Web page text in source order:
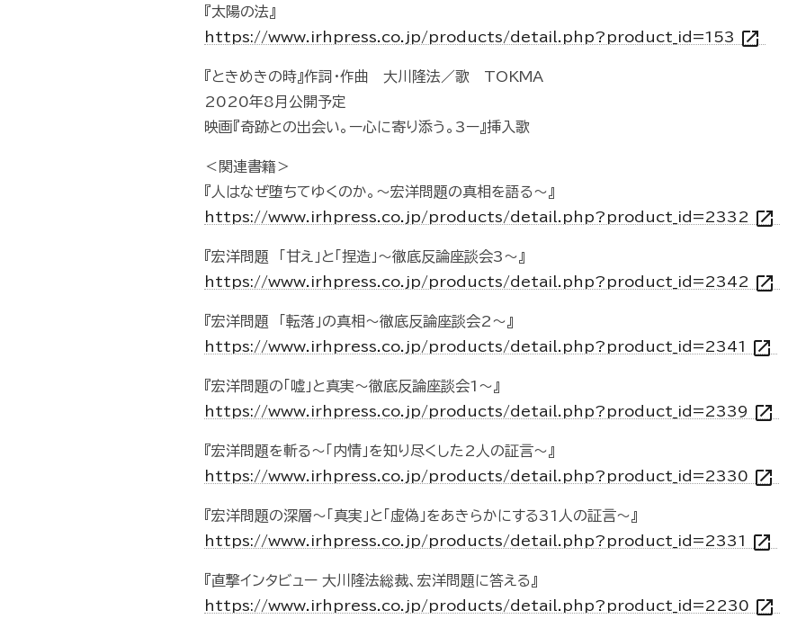
『太陽の法』
https://www.irhpress.co.jp/products/detail.php?product_id=153
open_in_new
『ときめきの時』作詞・作曲 大川隆法／歌 TOKMA
2020年8月公開予定
映画『奇跡との出会い。ー心に寄り添う。3ー』挿入歌
＜関連書籍＞
『人はなぜ堕ちてゆくのか。～宏洋問題の真相を語る～』
https://www.irhpress.co.jp/products/detail.php?product_id=2332
open_in_new
『宏洋問題 「甘え」と「捏造」～徹底反論座談会3～』
https://www.irhpress.co.jp/products/detail.php?product_id=2342
open_in_new
『宏洋問題 「転落」の真相～徹底反論座談会2～』
https://www.irhpress.co.jp/products/detail.php?product_id=2341
open_in_new
『宏洋問題の「嘘」と真実～徹底反論座談会1～』
https://www.irhpress.co.jp/products/detail.php?product_id=2339
open_in_new
『宏洋問題を斬る～「内情」を知り尽くした2人の証言～』
https://www.irhpress.co.jp/products/detail.php?product_id=2330 open_in_new
『宏洋問題の深層～「真実」と「虚偽」をあきらかにする31人の証言～』
https://www.irhpress.co.jp/products/detail.php?product_id=2331
open_in_new
『直撃インタビュー 大川隆法総裁、宏洋問題に答える』
https://www.irhpress.co.jp/products/detail.php?product_id=2230 open_in_new